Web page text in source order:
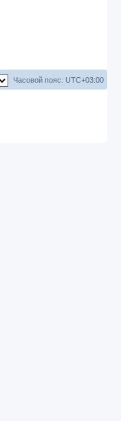
Часовой пояс: UTC+03:00